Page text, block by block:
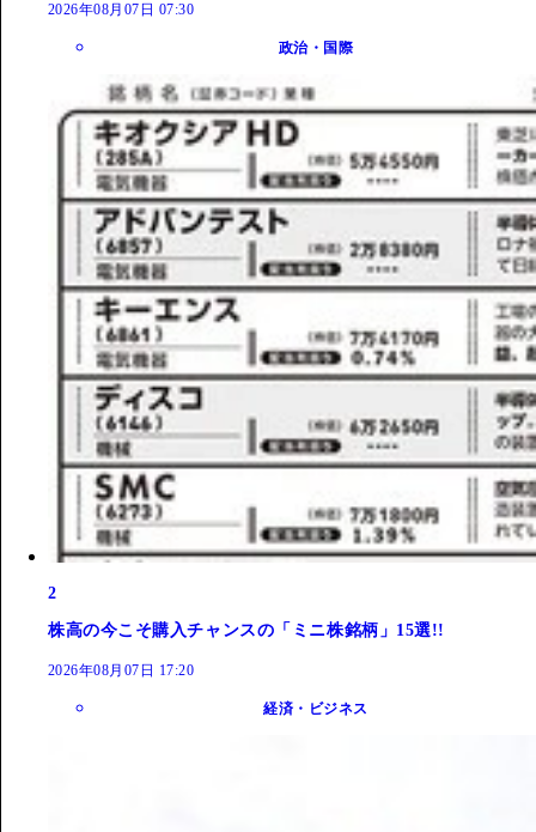
2026年08月07日 07:30
政治・国際
2
株高の今こそ購入チャンスの「ミニ株銘柄」15選!!
2026年08月07日 17:20
経済・ビジネス